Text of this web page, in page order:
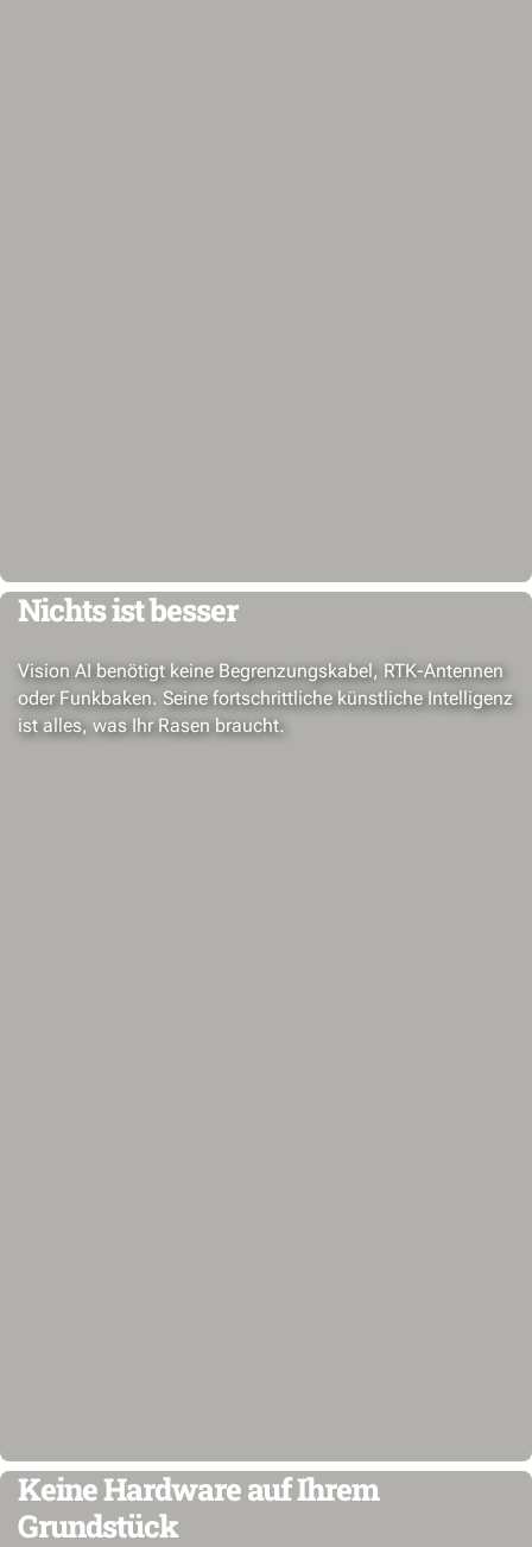
Nichts ist besser
Vision AI benötigt keine Begrenzungskabel, RTK-Antennen
oder Funkbaken. Seine fortschrittliche künstliche Intelligenz
ist alles, was Ihr Rasen braucht.
Keine Hardware auf Ihrem
Grundstück